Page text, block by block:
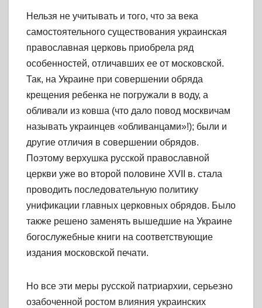
Нельзя не учитывать и того, что за века
самостоятельного существования украинская
православная церковь приобрела ряд
особенностей, отличавших ее от московской.
Так, на Украине при совершении обряда
крещения ребенка не погружали в воду, а
обливали из ковша (что дало повод москвичам
называть украинцев «обливанцами»!); были и
другие отличия в совершении обрядов.
Поэтому верхушка русской православной
церкви уже во второй половине XVII в. стала
проводить последовательную политику
унификации главных церковных обрядов. Было
также решено заменять вышедшие на Украине
богослужебные книги на соответствующие
издания московской печати.
Но все эти меры русской патриархии, серьезно
озабоченной ростом влияния украинских